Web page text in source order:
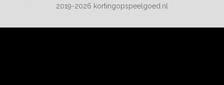
2019-2026 kortingopspeelgoed.nl